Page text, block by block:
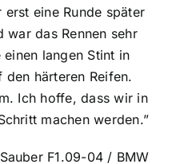
eine Runde später
war das Rennen sehr
langen Stint in
härteren Reifen.
Ich hoffe, dass wir in
machen werden.”
F1.09-04 / BMW